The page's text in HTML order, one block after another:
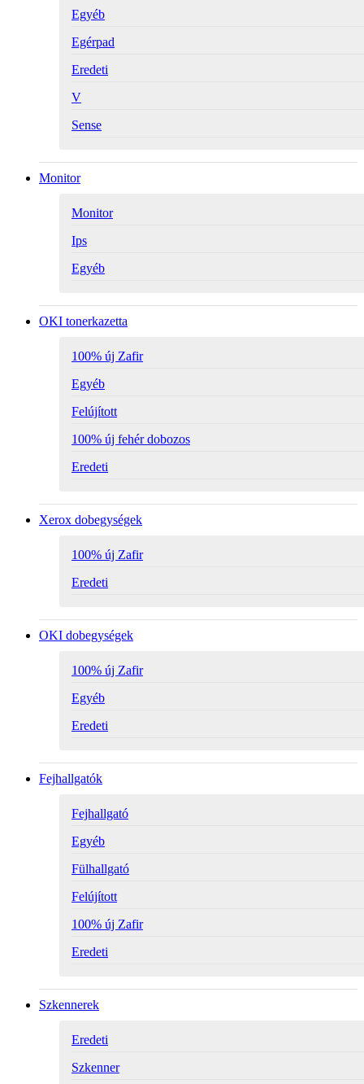
Egyéb
Egérpad
Eredeti
V
Sense
Monitor
Monitor
Ips
Egyéb
OKI tonerkazetta
100% új Zafir
Egyéb
Felújított
100% új fehér dobozos
Eredeti
Xerox dobegységek
100% új Zafir
Eredeti
OKI dobegységek
100% új Zafir
Egyéb
Eredeti
Fejhallgatók
Fejhallgató
Egyéb
Fülhallgató
Felújított
100% új Zafir
Eredeti
Szkennerek
Eredeti
Szkenner